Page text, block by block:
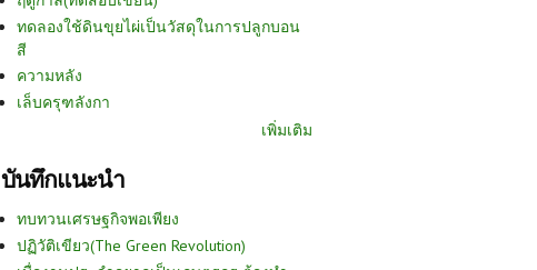
ทดลองใช้ดินขุยไผ่เป็นวัสดุในการปลูกบอน
สี
ความหลัง
เล็บครุฑลังกา
เพิ่มเติม
บันทึกแนะนำ
ทบทวนเศรษฐกิจพอเพียง
ปฏิวัติเขียว(The Green Revolution)